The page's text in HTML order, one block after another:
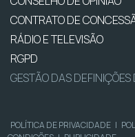
CONTRATO DE
RÁDIO E TELEVISÃO
RGPD
GESTÃO DAS DEFINIÇÕES
POLÍTICA DE PRIVACIDADE |